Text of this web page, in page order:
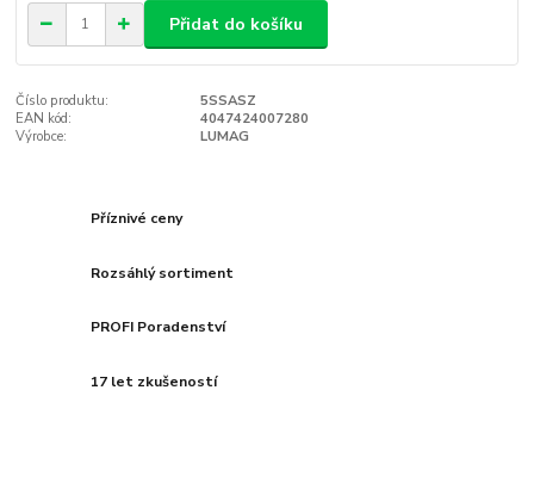
Přidat do košíku
Číslo produktu:
5SSASZ
EAN kód:
4047424007280
Výrobce:
LUMAG
Příznivé ceny
Rozsáhlý sortiment
PROFI Poradenství
17 let zkušeností